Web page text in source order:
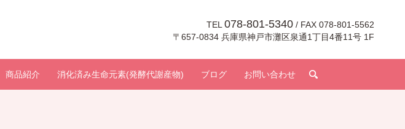
TEL 078-801-5340 / FAX 078-801-5562
〒657-0834 兵庫県神戸市灘区泉通1丁目4番11号 1F
商品紹介 消化済み生命元素(発酵代謝産物) ブログ お問い合わせ